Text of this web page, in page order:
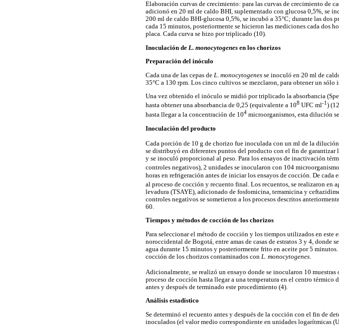
Elaboración curvas de crecimiento: para las curvas de crecimiento de
adicionó en 20 ml de caldo BHI, suplementado con glucosa 0,5%, se
200 ml de caldo BHI-glucosa 0,5%, se incubó a 35°C; durante las dos
cada 15 minutos, posteriormente se hicieron las mediciones cada dos
placa. Cada curva se hizo por triplicado (10).
Inoculación de L. monocytogenes en los chorizos
Preparación del inóculo
Cada una de las cepas de L. monocytogenes se inoculó en 20 ml de
35°C a 130 rpm. Los cinco cultivos se mezclaron, para obtener un sólo
Una vez obtenido el inóculo se midió por triplicado la absorbancia
hasta obtener una absorbancia de 0,25 (equivalente a 108 UFC ml-1)
hasta llegar a la concentración de 104 microorganismos, esta dilución
Inoculación del producto
Cada porción de 10 g de chorizo fue inoculada con un ml de la
se distribuyó en diferentes puntos del producto con el fin de garantizar
y se inoculó proporcional al peso. Para los ensayos de inactivación
controles negativos), 2 unidades se inocularon con 104
horas en refrigeración antes de iniciar los ensayos de cocción. De
al proceso de cocción y recuento final. Los recuentos, se realizaron en
levadura (TSAYE), adicionado de fosfomicina, terramicina y
controles negativos se sometieron a los procesos descritos
60.
Tiempos y métodos de cocción de los chorizos
Para seleccionar el método de cocción y los tiempos utilizados en este
noroccidental de Bogotá, entre amas de casas de estratos 3 y 4, donde
agua durante 15 minutos y posteriormente frito en aceite por 5
cocción de los chorizos contaminados con L. monocytogenes.
Adicionalmente, se realizó un ensayo donde se inocularon 10 muestras
proceso de cocción hasta llegar a una temperatura en el centro térmico
antes y después de terminado este procedimiento (4).
Análisis estadístico
Se determinó el recuento antes y después de la cocción con el fin de
inoculados (el valor medio correspondiente en unidades logarítmicas